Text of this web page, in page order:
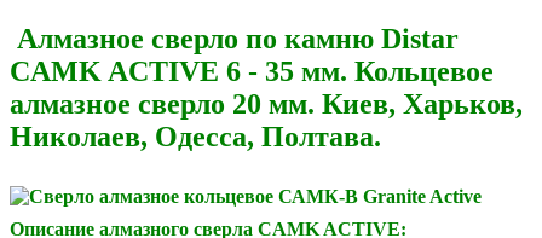
Алмазное сверло по камню Distar
CAMK ACTIVE 6 - 35 мм. Кольцевое
алмазное сверло 20 мм. Киев, Харьков,
Николаев, Одесса, Полтава.
Описание алмазного сверла CAMK ACTIVE: